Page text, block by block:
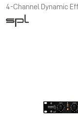
4-Channel Dynamic